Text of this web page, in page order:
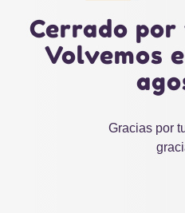
Cerrado por
Volvemos
Gracias por